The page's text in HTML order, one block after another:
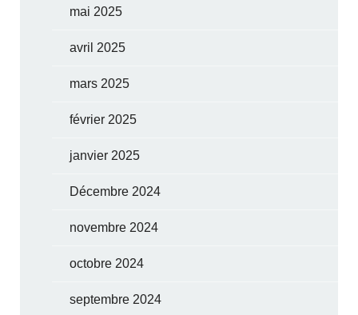
mai 2025
avril 2025
mars 2025
février 2025
janvier 2025
Décembre 2024
novembre 2024
octobre 2024
septembre 2024